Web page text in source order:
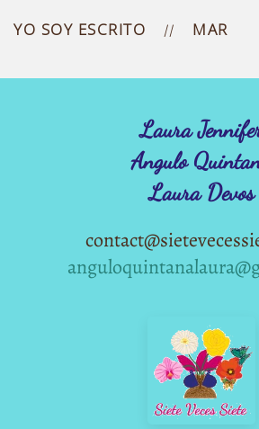
YO SOY ESCRITO MAR
Laura
Angulo
Laura Devos